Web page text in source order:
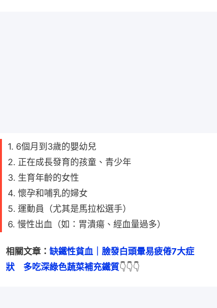
1. 6個月到3歲的嬰幼兒
2. 正在成長發育的孩童、青少年
3. 生育年齡的女性
4. 懷孕和哺乳的婦女
5. 運動員（尤其是馬拉松選手）
6. 慢性出血（如：胃潰瘍、經血量過多）
相關文章： 缺鐵性貧血｜臉發白頭暈易疲倦7大症
狀　多吃深綠色蔬菜補充鐵質👇👇👇